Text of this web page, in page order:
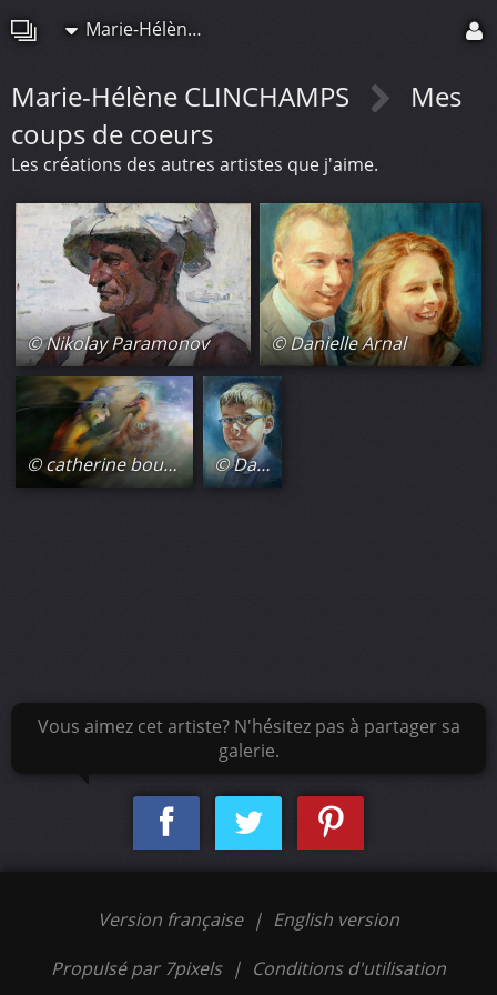
Marie-Hélène CLINCHAMPS
Marie-Hélène CLINCHAMPS
Mes
coups de coeurs
Les créations des autres artistes que j'aime.
© Nikolay Paramonov © Danielle Arnal
© catherine boulogne © Danielle Arnal
Vous aimez cet artiste? N'hésitez pas à partager sa
galerie.
Version française | English version
Propulsé par 7pixels | Conditions d'utilisation